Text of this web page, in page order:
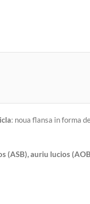
: noua flansa in forma
(ASB), auriu lucios